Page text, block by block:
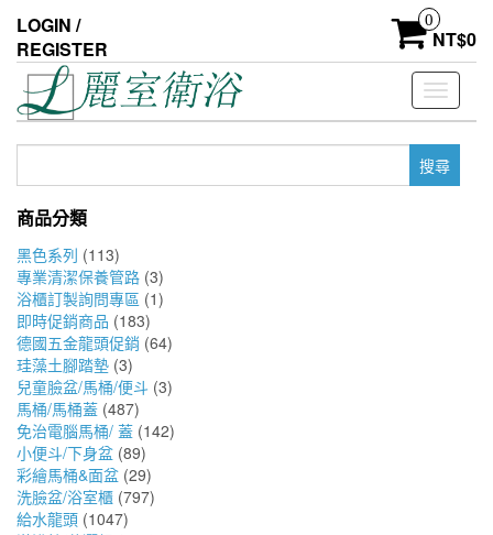
the
content
LOGIN /
REGISTER
0
NT$0
Toggle
鍵
商品分類
黑色系列 (113)
專業清潔保養管路 (3)
浴櫃訂製詢問專區 (1)
即時促銷商品 (183)
德國五金龍頭促銷 (64)
珪藻土腳踏墊 (3)
兒童臉盆/馬桶/便斗 (3)
馬桶/馬桶蓋 (487)
免治電腦馬桶/ 蓋 (142)
小便斗/下身盆 (89)
彩繪馬桶&面盆 (29)
洗臉盆/浴室櫃 (797)
給水龍頭 (1047)